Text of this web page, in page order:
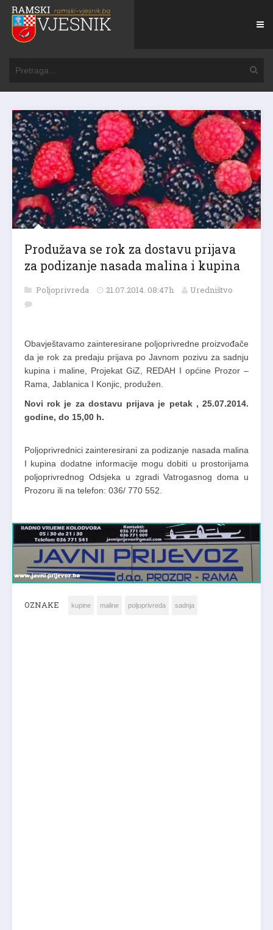
Produžava se rok za dostavu prijava
za podizanje nasada malina i kupina
Poljoprivreda 21.07.2014. 08:47h Uredništvo
Obavještavamo zainteresirane poljoprivredne proizvođače
da je rok za predaju prijava po Javnom pozivu za sadnju
kupina i maline, Projekat GiZ, REDAH I općine Prozor –
Rama, Jablanica I Konjic, produžen.
Novi rok je za dostavu prijava je petak , 25.07.2014.
godine, do 15,00 h.
Poljoprivrednici zainteresirani za podizanje nasada malina
I kupina dodatne informacije mogu dobiti u prostorijama
poljoprivrednog Odsjeka u zgradi Vatrogasnog doma u
Prozoru ili na telefon: 036/ 770 552.
OZNAKE kupine maline poljoprivreda sadnja